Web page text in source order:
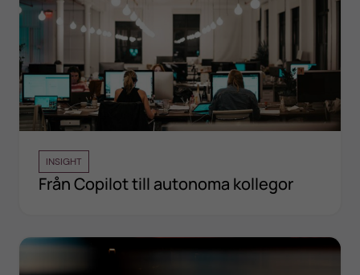
INSIGHT
Från Copilot till autonoma kollegor